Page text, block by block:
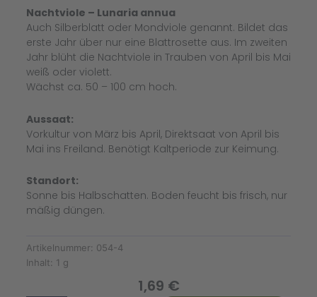
Nachtviole – Lunaria annua
Auch Silberblatt oder Mondviole genannt. Bildet das
erste Jahr über nur eine Blattrosette aus. Im zweiten
Jahr blüht die Nachtviole in Trauben von April bis Mai
weiß oder violett.
Wächst ca. 50 – 100 cm hoch.
Aussaat:
Vorkultur von März bis April, Direktsaat von April bis
Mai ins Freiland. Benötigt Kaltperiode zur Keimung.
Standort:
Sonne bis Halbschatten. Boden feucht bis frisch, nur
mäßig düngen.
Artikelnummer: 054-4
Inhalt: 1 g
1,69 €